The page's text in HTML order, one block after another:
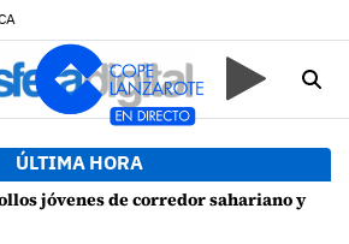
ÚLTIMA HORA
corredor sahariano y episodios de cortejo de hubara cerca del rally de Lanzarote